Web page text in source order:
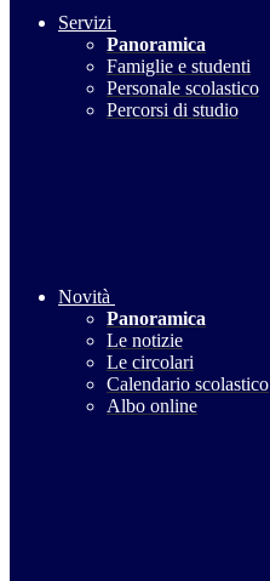
Servizi
Panoramica
Famiglie e studenti
Personale scolastico
Percorsi di studio
Novità
Panoramica
Le notizie
Le circolari
Calendario scolastico
Albo online